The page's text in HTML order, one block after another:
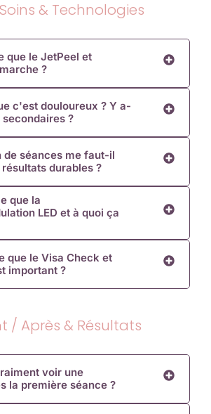
Soins & Technologies
que le JetPeel et
?
c'est douloureux ? Y a-
?
de séances me faut-il
durables ?
que la
LED et à quoi ça
que le Visa Check et
important ?
/ Après & Résultats
voir une
la première séance ?